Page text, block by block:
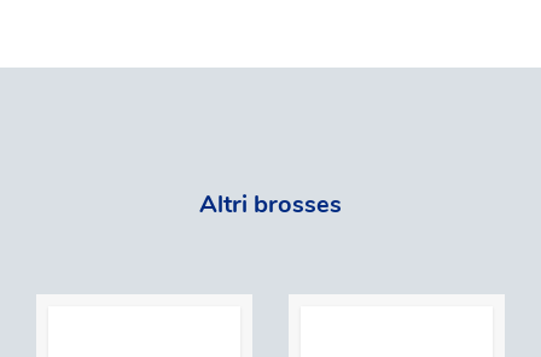
Altri brosses